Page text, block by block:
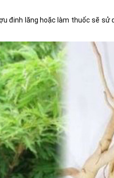
đinh lăng hoặc làm thuốc sẽ